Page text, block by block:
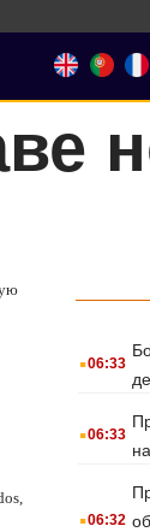
.06:33
.06:33
.06:32